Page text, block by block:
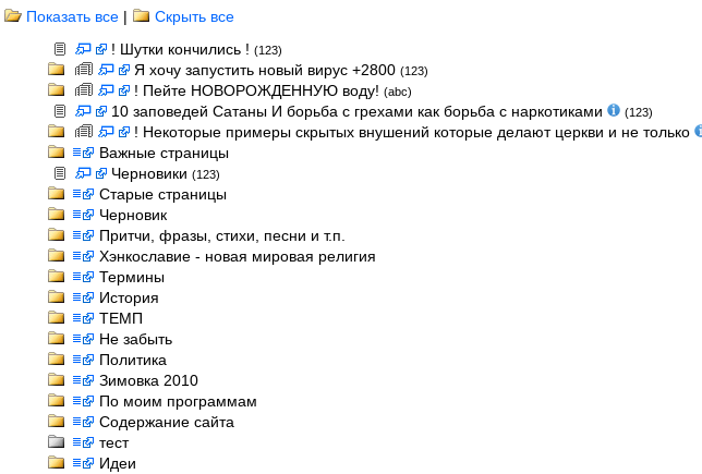
Показать все |
Скрыть все
! Шутки кончились ! (123)
Я хочу запустить новый вирус +2800 (123)
! Пейте НОВОРОЖДЕННУЮ воду! (abc)
10 заповедей Сатаны И борьба с грехами как борьба с наркотиками (123)
! Некоторые примеры скрытых внушений которые делают церкви и не только
Важные страницы
Черновики (123)
Старые страницы
Черновик
Притчи, фразы, стихи, песни и т.п.
Хэнкославие - новая мировая религия
Термины
История
ТЕМП
Не забыть
Политика
Зимовка 2010
По моим программам
Содержание сайта
тест
Идеи